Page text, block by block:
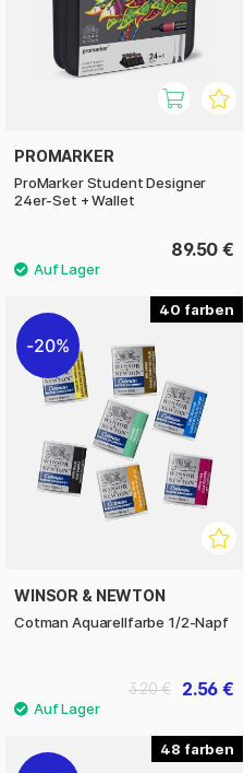
PROMARKER
ProMarker Student Designer
24er-Set + Wallet
89.50 €
40
20%
WINSOR & NEWTON
Cotman Aquarellfarbe 1/2-Napf
2.56 €
3.20 €
48